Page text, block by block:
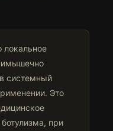
локальное
системный
Это
при